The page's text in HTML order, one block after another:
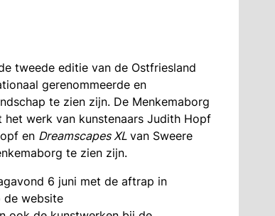
tweede editie van de Ostfriesland
gerenommeerde en
te zien zijn. De Menkemaborg
werk van kunstenaars Judith Hopf
en Dreamscapes XL van Sweere
te zien zijn.
6 juni met de aftrap in
de website